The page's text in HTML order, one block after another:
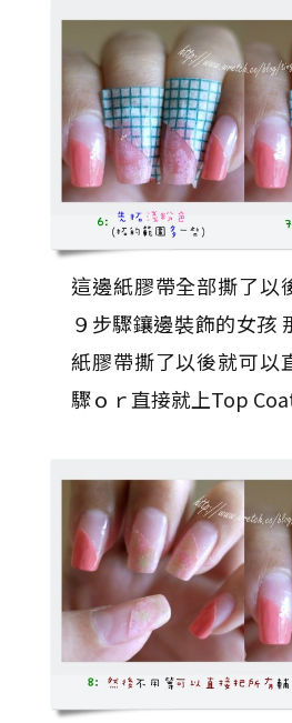
這邊紙膠帶全部撕了
９步驟鑲邊裝飾的女孩
紙膠帶撕了以後就可以
驟ｏｒ直接就上Top